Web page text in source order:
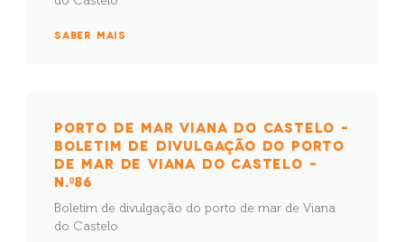
SABER MAIS
PORTO DE MAR VIANA DO CASTELO –
BOLETIM DE DIVULGAÇÃO DO PORTO
DE MAR DE VIANA DO CASTELO –
N.º86
Boletim de divulgação do porto de mar de Viana
do Castelo